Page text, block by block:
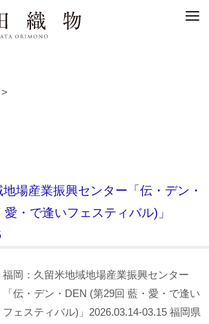
>
場産業振興センター「伝・デン・
・で逢いフェスティバル)」
福岡：久留米地域地場産業振興センター
「伝・デン・DEN (第29回 藍・愛・で逢い
フェスティバル)」2026.03.14-03.15 福岡県